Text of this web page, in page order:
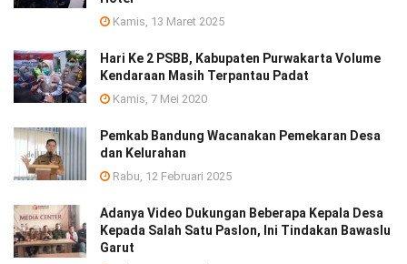
Kamis, 13 Maret 2025
Hari Ke 2 PSBB, Kabupaten Purwakarta Volume
Kendaraan Masih Terpantau Padat
Kamis, 7 Mei 2020
Pemkab Bandung Wacanakan Pemekaran Desa
dan Kelurahan
Rabu, 12 Februari 2025
Adanya Video Dukungan Beberapa Kepala Desa
Kepada Salah Satu Paslon, Ini Tindakan Bawaslu
Garut